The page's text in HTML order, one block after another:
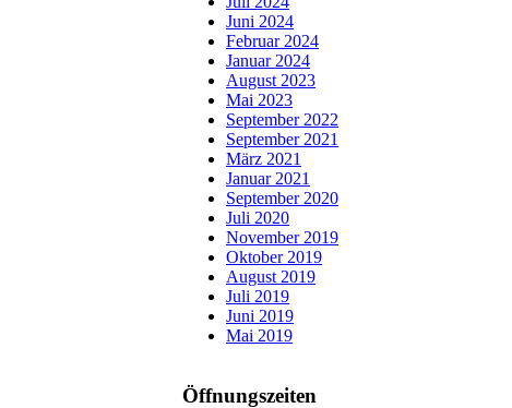
Juni 2024
Februar 2024
Januar 2024
August 2023
Mai 2023
September 2022
September 2021
März 2021
Januar 2021
September 2020
Juli 2020
November 2019
Oktober 2019
August 2019
Juli 2019
Juni 2019
Mai 2019
Öffnungszeiten